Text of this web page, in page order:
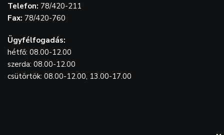
Telefon: 78/420-211
Fax: 78/420-760
Ügyfélfogadás:
hétfő: 08.00-12.00
szerda: 08.00-12.00
csütörtök: 08.00-12.00, 13.00-17.00